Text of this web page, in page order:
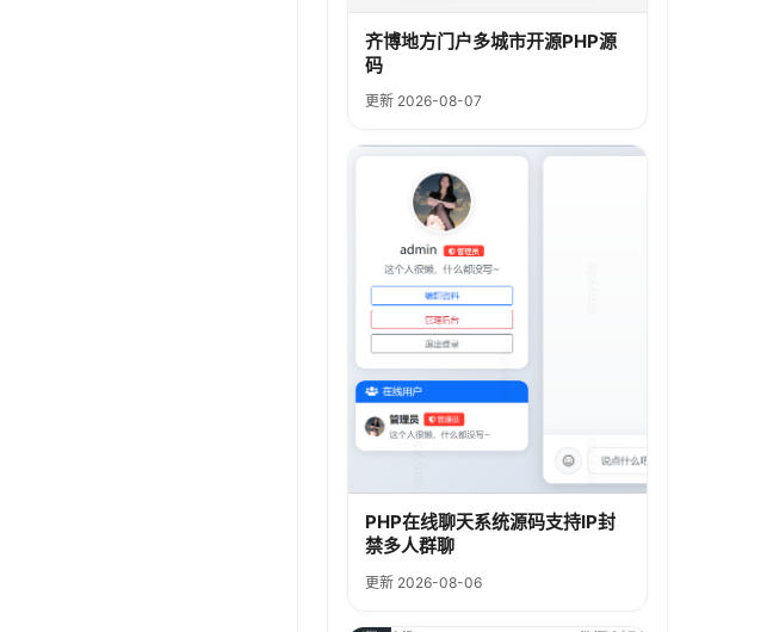
齐博地方门户多城市开源PHP源
码
更新 2026-08-07
PHP在线聊天系统源码支持IP封
禁多人群聊
更新 2026-08-06